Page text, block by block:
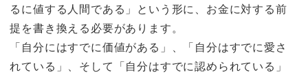
るに値する人間である」という形に、お金に対する前
提を書き換える必要があります。
「自分にはすでに価値がある」、「自分はすでに愛さ
れている」、そして「自分はすでに認められている」